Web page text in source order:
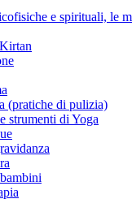
e spirituali, le
(pratiche di pulizia)
strumenti di Yoga